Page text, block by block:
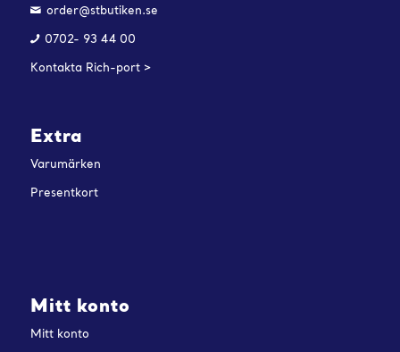
order@stbutiken.se
0702- 93 44 00
Kontakta Rich-port >
Extra
Varumärken
Presentkort
Mitt konto
Mitt konto